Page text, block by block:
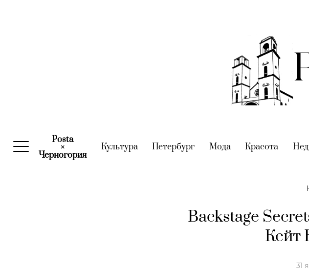
Posta
×
Черногория(current)
Культура(current)
Петербург (current)
Мода(current)
Красота
Backstage
Кейт
31